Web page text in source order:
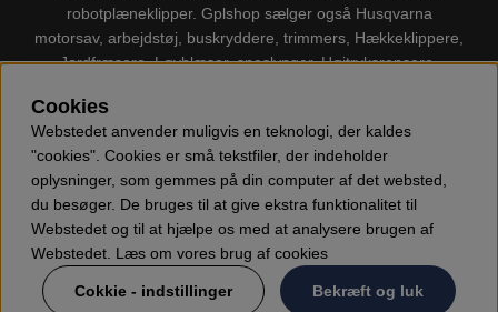
robotplæneklipper. Gplshop sælger også Husqvarna
motorsav, arbejdstøj, buskryddere, trimmers, Hækkeklippere,
Jordfræsere, Løvblæser, sneslynger, Højtryksrensere,
Cookies
Webstedet anvender muligvis en teknologi, der kaldes
"cookies". Cookies er små tekstfiler, der indeholder
oplysninger, som gemmes på din computer af det websted,
du besøger. De bruges til at give ekstra funktionalitet til
Webstedet og til at hjælpe os med at analysere brugen af
Webstedet. Læs om vores brug af cookies
Cokkie - indstillinger Bekræft og luk